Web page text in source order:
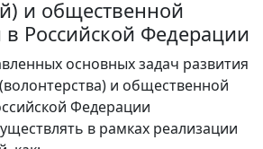
и общественной
в Российской Федерации
основных задач развития
и общественной
Федерации
в рамках реализации